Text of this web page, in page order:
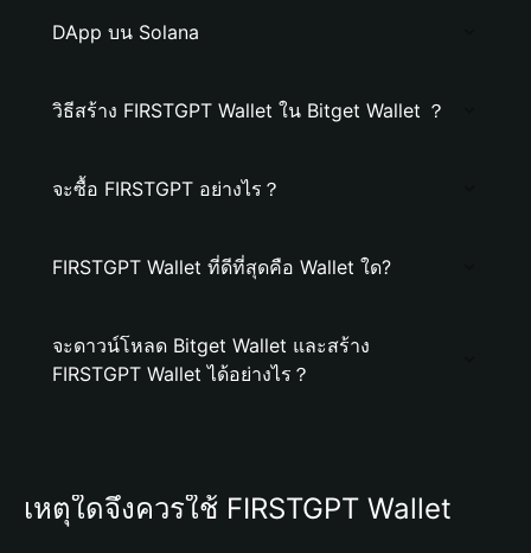
DApp บน Solana
วิธีสร้าง FIRSTGPT Wallet ใน Bitget Wallet ？
จะซื้อ FIRSTGPT อย่างไร？
FIRSTGPT Wallet ที่ดีที่สุดคือ Wallet ใด?
จะดาวน์โหลด Bitget Wallet และสร้าง
FIRSTGPT Wallet ได้อย่างไร？
เหตุใดจึงควรใช้ FIRSTGPT Wallet